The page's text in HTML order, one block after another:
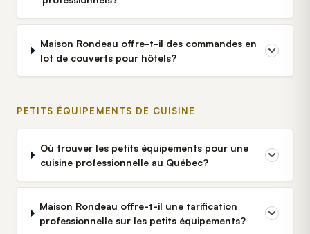
Maison Rondeau offre-t-il des commandes en
lot de couverts pour hôtels?
PETITS ÉQUIPEMENTS DE CUISINE
Où trouver les petits équipements pour une
cuisine professionnelle au Québec?
Maison Rondeau offre-t-il une tarification
professionnelle sur les petits équipements?